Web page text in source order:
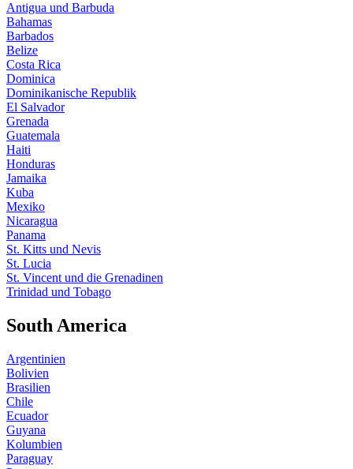
Antigua und Barbuda
Bahamas
Barbados
Belize
Costa Rica
Dominica
Dominikanische Republik
El Salvador
Grenada
Guatemala
Haiti
Honduras
Jamaika
Kuba
Mexiko
Nicaragua
Panama
St. Kitts und Nevis
St. Lucia
St. Vincent und die Grenadinen
Trinidad und Tobago
South America
Argentinien
Bolivien
Brasilien
Chile
Ecuador
Guyana
Kolumbien
Paraguay